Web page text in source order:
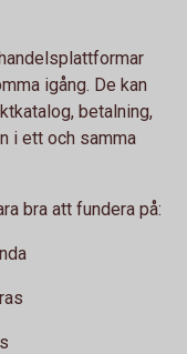
igång. De kan
betalning,
i ett och samma
bra att fundera på: